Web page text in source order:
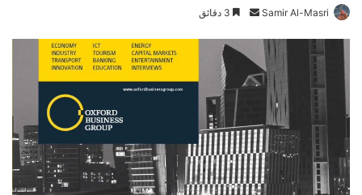
Samir Al-Masri
س
ب
ي
د
إ